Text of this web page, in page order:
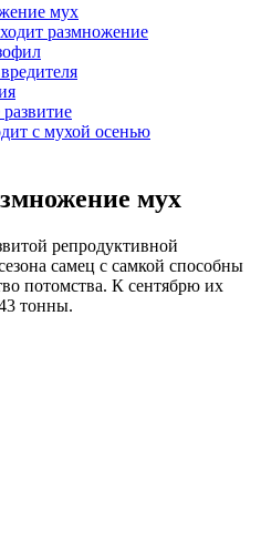
мух
размножение
с мухой осенью
мух
репродуктивной
самец с самкой способны
потомства. К сентябрю их
тонны.